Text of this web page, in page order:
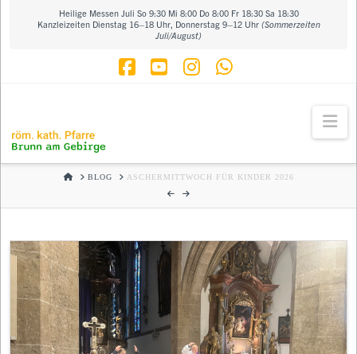
Heilige Messen Juli So 9:30 Mi 8:00 Do 8:00 Fr 18:30 Sa 18:30
Kanzleizeiten Dienstag 16–18 Uhr, Donnerstag 9–12 Uhr (Sommerzeiten
Juli/August)
HOMEBLOG ASCHERMITTWOCH FÜR KINDER 2026